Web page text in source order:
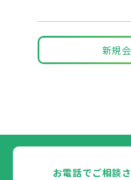
新規
お電話でご相談